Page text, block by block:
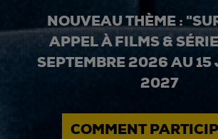
NOUVEAU THÈME :
APPEL À FILMS &
SEPTEMBRE 2026 AU
2027
COMMENT